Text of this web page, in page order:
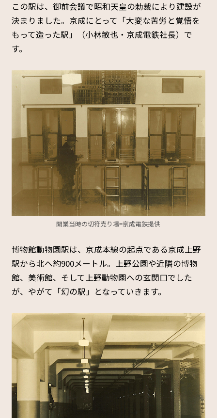
この駅は、御前会議で昭和天皇の勅裁により建設が
決まりました。京成にとって「大変な苦労と覚悟を
もって造った駅」（小林敏也・京成電鉄社長）で
す。
開業当時の切符売り場=京成電鉄提供
博物館動物園駅は、京成本線の起点である京成上野
駅から北へ約900メートル。 上野公園や近隣の博物
館、美術館、そして上野動物園への玄関口でした
が、やがて「幻の駅」となっていきます。